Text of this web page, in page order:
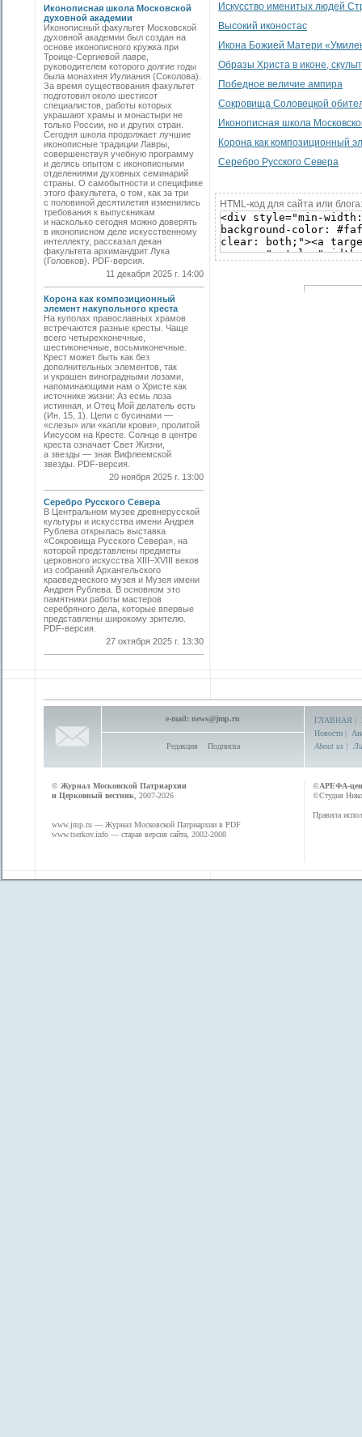
Иконописная школа Московской
духовной академии
Иконописный факультет Московской
духовной академии был создан на
основе иконописного кружка при
Троице-Сергиевой лавре,
руководителем которого долгие годы
была монахиня Иулиания (Соколова).
За время существования факультет
подготовил около шестисот
специалистов, работы которых
украшают храмы и монастыри не
только России, но и других стран.
Сегодня школа продолжает лучшие
иконописные традиции Лавры,
совершенствуя учебную программу
и делясь опытом с иконописными
отделениями духовных семинарий
страны. О самобытности и специфике
этого факультета, о том, как за три
с половиной десятилетия изменились
требования к выпускникам
и насколько сегодня можно доверять
в иконописном деле искусственному
интеллекту, рассказал декан
факультета архимандрит Лука
(Головков). PDF-версия.
11 декабря 2025 г. 14:00
Корона как композиционный
элемент накупольного креста
На куполах православных храмов
встречаются разные кресты. Чаще
всего четырехконечные,
шестиконечные, восьмиконечные.
Крест может быть как без
дополнительных элементов, так
и украшен виноградными лозами,
напоминающими нам о Христе как
источнике жизни: Аз есмь лоза
истинная, и Отец Мой делатель есть
(Ин. 15, 1). Цепи с бусинами —
«слезы» или «капли крови», пролитой
Иисусом на Кресте. Солнце в центре
креста означает Свет Жизни,
а звезды — знак Вифлеемской
звезды. PDF-версия.
20 ноября 2025 г. 13:00
Серебро Русского Севера
В Центральном музее древнерусской
культуры и искусства имени Андрея
Рублева открылась выставка
«Сокровища Русского Севера», на
которой представлены предметы
церковного искусства XIII–XVIII веков
из собраний Архангельского
краеведческого музея и Музея имени
Андрея Рублева. В основном это
памятники работы мастеров
серебряного дела, которые впервые
представлены широкому зрителю.
PDF-версия.
27 октября 2025 г. 13:30
Искусство именитых людей
Высокий иконостас
Икона Божией Матери
Образы Христа в иконе,
Победное величие ампира
Сокровища Соловецкой
Иконописная школа
Корона как композиционный
Серебро Русского Севера
HTML-код для сайта или блога:
e-mail: news@jmp.ru
Редакция Подписка
ГЛАВНАЯ |
Новости |
About us |
© Журнал Московской Патриархии
и Церковный вестник , 2007-2026
www.jmp.ru — Журнал Московской Патриархии в PDF
www.tserkov.info — старая версия сайта, 2002-2008
©АРЕФА-
©Студия
Правила